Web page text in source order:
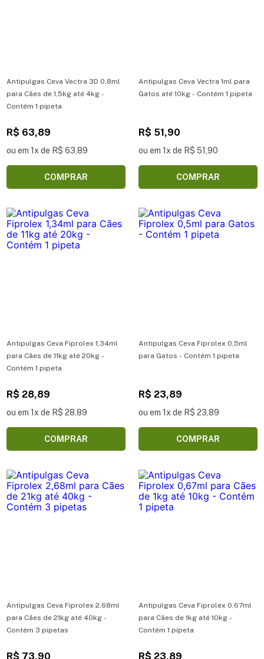
Antipulgas Ceva Vectra 3D 0,8ml
para Cães de 1,5kg até 4kg -
Contém 1 pipeta
R$ 63,89
ou em 1x de R$ 63,89
COMPRAR
Antipulgas Ceva Vectra 1ml para
Gatos até 10kg - Contém 1 pipeta
R$ 51,90
ou em 1x de R$ 51,90
COMPRAR
Antipulgas Ceva Fiprolex 1,34ml
para Cães de 11kg até 20kg -
Contém 1 pipeta
R$ 28,89
ou em 1x de R$ 28,89
COMPRAR
Antipulgas Ceva Fiprolex 0,5ml
para Gatos - Contém 1 pipeta
R$ 23,89
ou em 1x de R$ 23,89
COMPRAR
Antipulgas Ceva Fiprolex 2,68ml
para Cães de 21kg até 40kg -
Contém 3 pipetas
R$ 73,90
Antipulgas Ceva Fiprolex 0,67ml
para Cães de 1kg até 10kg -
Contém 1 pipeta
R$ 23,89